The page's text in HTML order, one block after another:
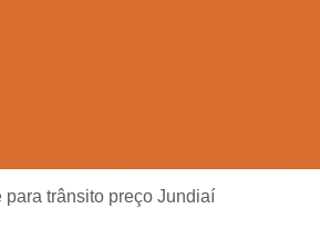
Cone Sinalizador de Trânsito
para trânsito preço Jundiaí